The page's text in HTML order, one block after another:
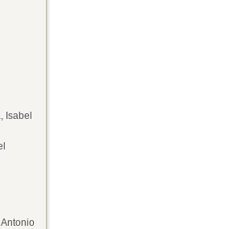
Isabel